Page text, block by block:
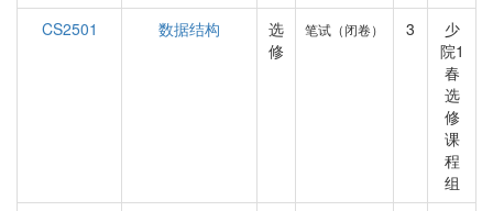
CS2501
数据结构
选
修
笔试（闭卷） 3
少
院1
春
选
修
课
程
组